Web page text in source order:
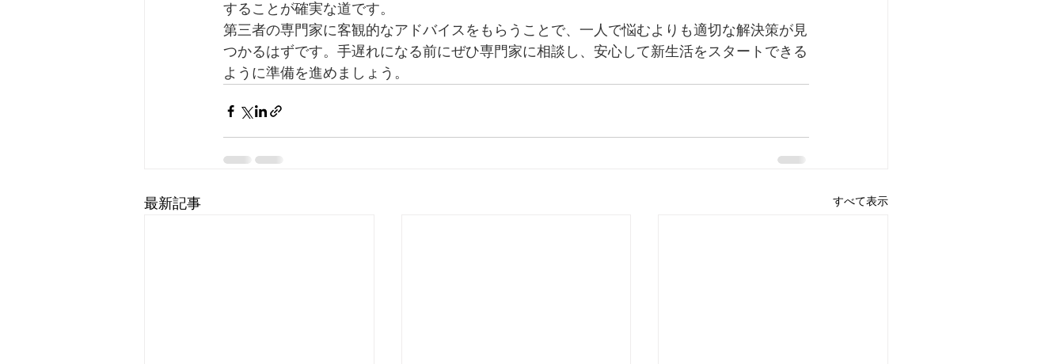
することが確実な道です。
第三者の専門家に客観的なアドバイスをもらうことで、一人で悩むよりも適切な解決策が見
つかるはずです。手遅れになる前にぜひ専門家に相談し、安心して新生活をスタートできる
ように準備を進めましょう。
最新記事 すべて表示